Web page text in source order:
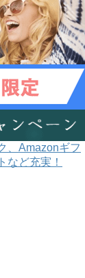
、Amazonギフ
など充実！